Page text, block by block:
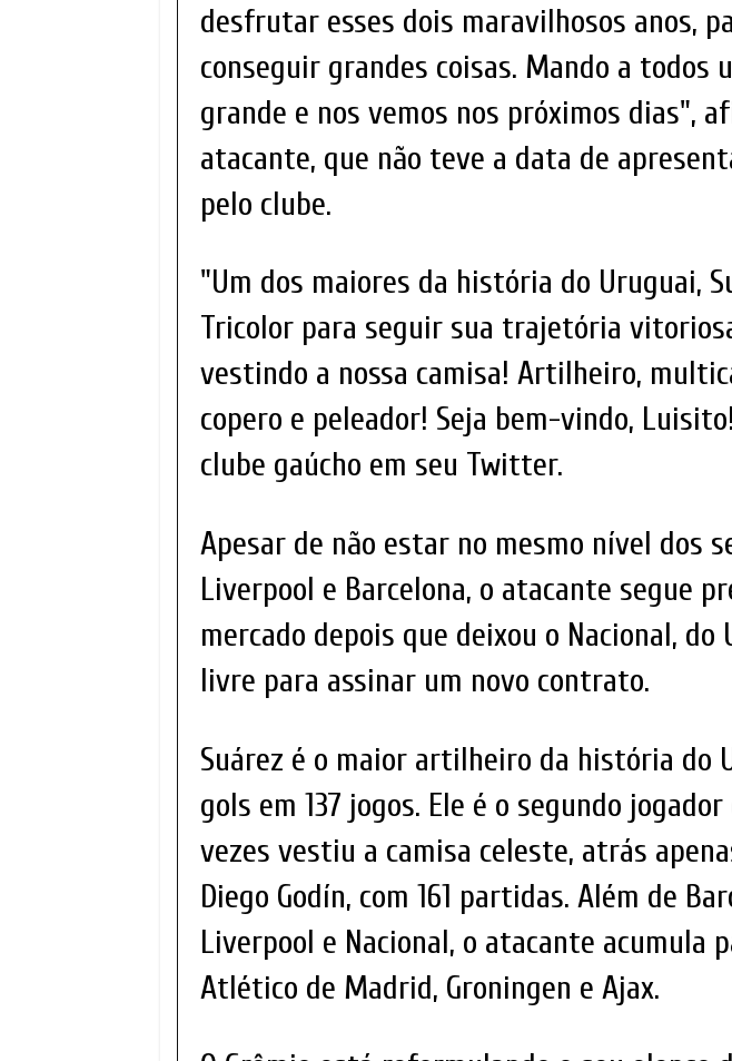
desfrutar esses dois maravilhosos anos,
conseguir grandes coisas. Mando a todos
grande e nos vemos nos próximos dias",
atacante, que não teve a data de
pelo clube.
"Um dos maiores da história do Uruguai,
Tricolor para seguir sua trajetória
vestindo a nossa camisa! Artilheiro,
copero e peleador! Seja bem-vindo,
clube gaúcho em seu Twitter.
Apesar de não estar no mesmo nível dos
Liverpool e Barcelona, o atacante segue
mercado depois que deixou o Nacional, do
livre para assinar um novo contrato.
Suárez é o maior artilheiro da história do
gols em 137 jogos. Ele é o segundo
vezes vestiu a camisa celeste, atrás
Diego Godín, com 161 partidas. Além de
Liverpool e Nacional, o atacante acumula
Atlético de Madrid, Groningen e Ajax.